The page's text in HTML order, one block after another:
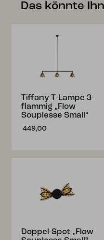
Das könnte
Tiffany T-Lampe 3-
flammig „Flow
Souplesse Small“
449,00
Doppel-Spot „Flow